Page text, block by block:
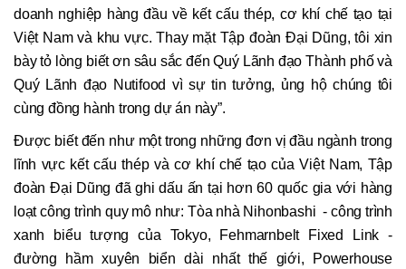
doanh nghiệp hàng đầu về kết cấu thép, cơ khí chế tạo tại
Việt Nam và khu vực. Thay mặt Tập đoàn Đại Dũng, tôi xin
bày tỏ lòng biết ơn sâu sắc đến Quý Lãnh đạo Thành phố và
Quý Lãnh đạo Nutifood vì sự tin tưởng, ủng hộ chúng tôi
cùng đồng hành trong dự án này”.
Được biết đến như một trong những đơn vị đầu ngành trong
lĩnh vực kết cấu thép và cơ khí chế tạo của Việt Nam, Tập
đoàn Đại Dũng đã ghi dấu ấn tại hơn 60 quốc gia với hàng
loạt công trình quy mô như: Tòa nhà Nihonbashi - công trình
xanh biểu tượng của Tokyo, Fehmarnbelt Fixed Link -
đường hầm xuyên biển dài nhất thế giới, Powerhouse